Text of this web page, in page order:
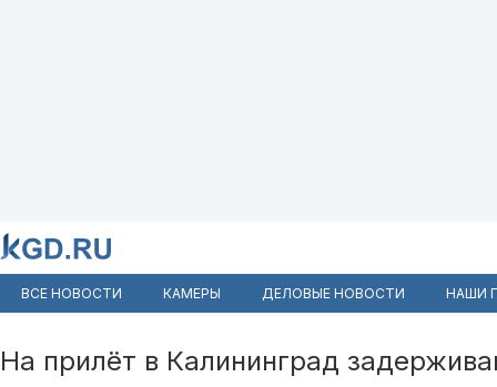
ВСЕ НОВОСТИ КАМЕРЫ ДЕЛОВЫЕ НОВОСТИ НАШИ
На прилёт в Калининград